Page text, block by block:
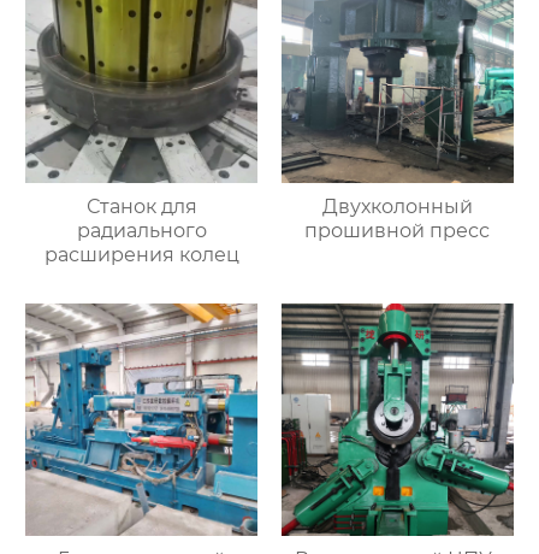
Станок для
радиального
расширения колец
Двухколонный
прошивной пресс